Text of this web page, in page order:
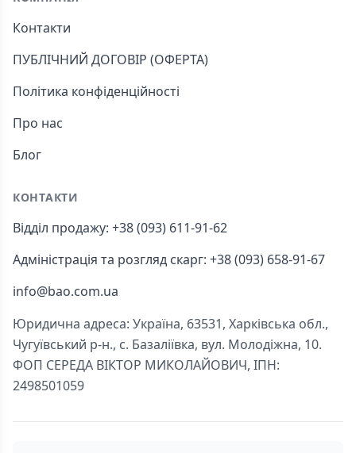
Контакти
ПУБЛІЧНИЙ ДОГОВІР (ОФЕРТА)
Політика конфіденційності
Про нас
Блог
КОНТАКТИ
Відділ продажу: +38 (093) 611-91-62
Адміністрація та розгляд скарг: +38 (093) 658-91-67
info@bao.com.ua
Юридична адреса: Україна, 63531, Харківська обл.,
Чугуївський р-н., с. Базаліївка, вул. Молодіжна, 10.
ФОП СЕРЕДА ВІКТОР МИКОЛАЙОВИЧ, ІПН:
2498501059